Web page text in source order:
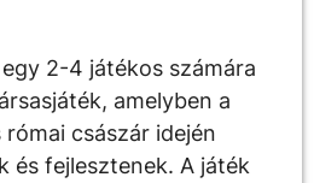
2-4 játékos számára
amelyben a
császár idején
és fejlesztenek. A játék